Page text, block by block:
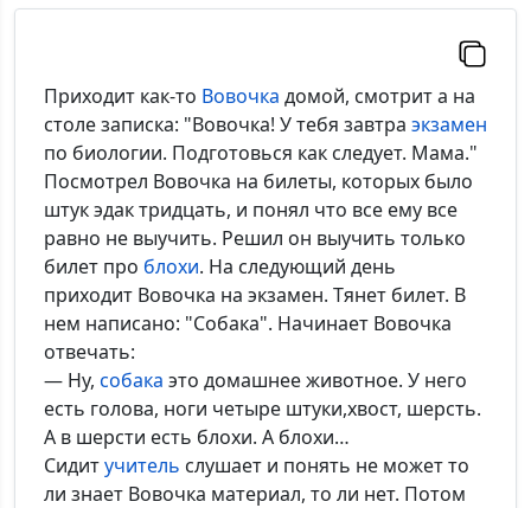
Приходит как-то Вовочка домой, смотрит а на
столе записка: "Вовочка! У тебя завтра экзамен
по биологии. Подготовься как следует. Мама."
Посмотрел Вовочка на билеты, которых было
штук эдак тридцать, и понял что все ему все
равно не выучить. Решил он выучить только
билет про блохи. На следующий день
приходит Вовочка на экзамен. Тянет билет. В
нем написано: "Собака". Начинает Вовочка
отвечать:
— Ну, собака это домашнее животное. У него
есть голова, ноги четыре штуки,хвост, шерсть.
А в шерсти есть блохи. А блохи…
Сидитучитель слушает и понять не может то
ли знает Вовочка материал, то ли нет. Потом